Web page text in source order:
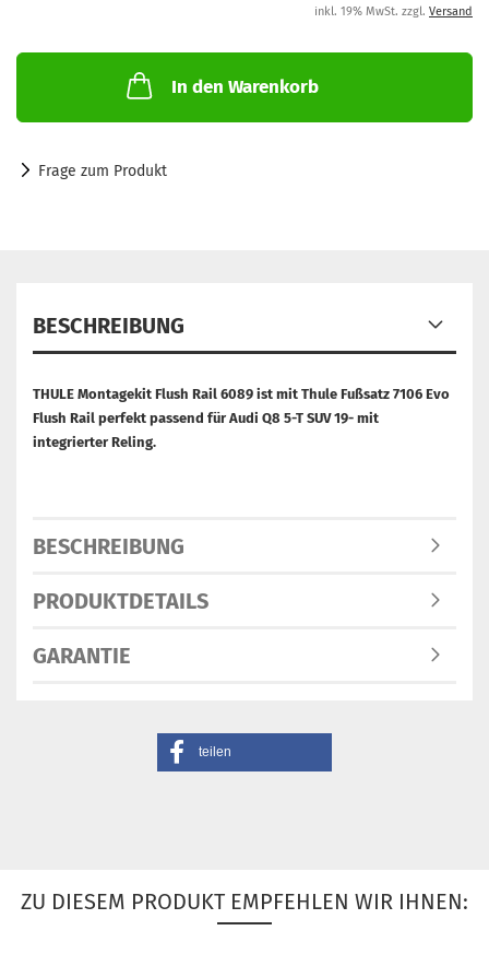
inkl. 19% MwSt. zzgl. Versand
In den Warenkorb
Frage zum Produkt
BESCHREIBUNG
THULE Montagekit Flush Rail 6089 ist mit Thule Fußsatz 7106 Evo
Flush Rail perfekt passend für Audi Q8 5-T SUV 19- mit
integrierter Reling.
BESCHREIBUNG
PRODUKTDETAILS
GARANTIE
teilen
ZU DIESEM PRODUKT EMPFEHLEN WIR IHNEN: